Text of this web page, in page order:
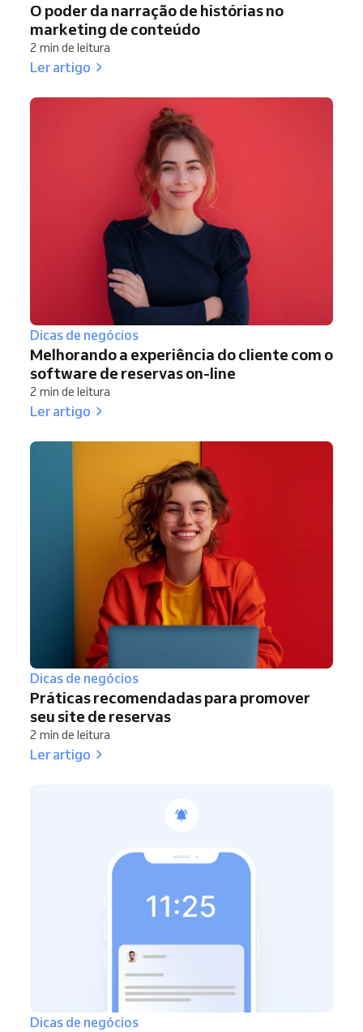
O poder da narração de histórias no
marketing de conteúdo
2 min de leitura
Ler artigo
Dicas de negócios
Melhorando a experiência do cliente com o
software de reservas on-line
2 min de leitura
Ler artigo
Dicas de negócios
Práticas recomendadas para promover
seu site de reservas
2 min de leitura
Ler artigo
Dicas de negócios